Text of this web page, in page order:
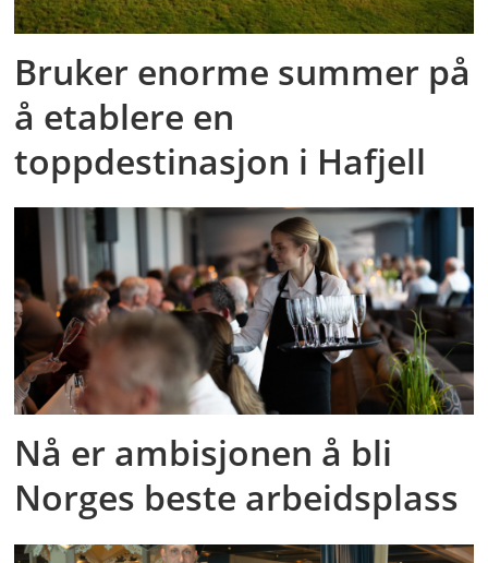
Bruker enorme summer på
å etablere en
toppdestinasjon i Hafjell
Nå er ambisjonen å bli
Norges beste arbeidsplass